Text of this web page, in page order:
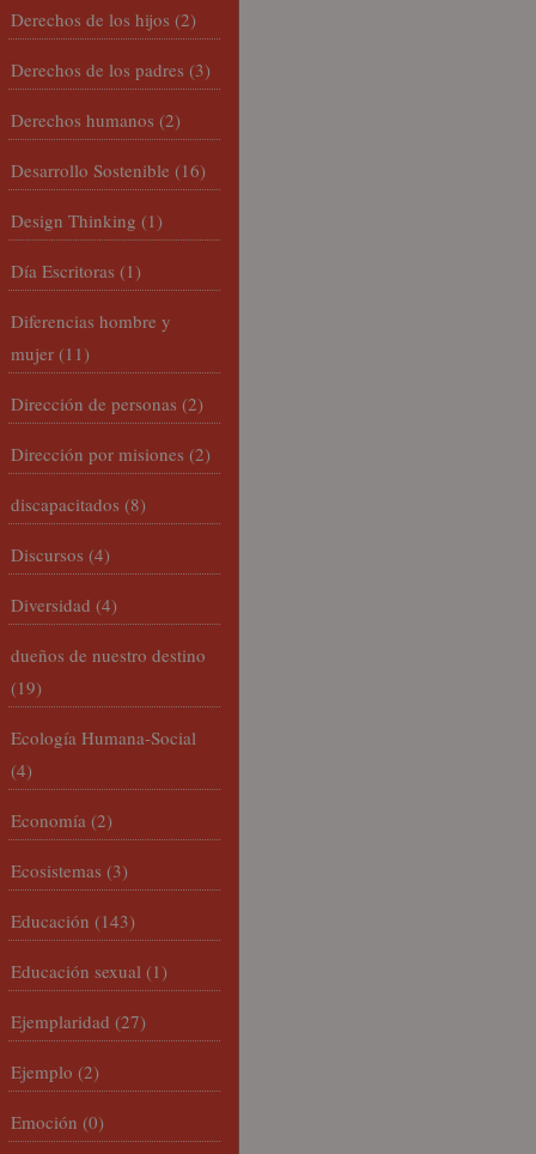
Derechos de los hijos (2)
Derechos de los padres (3)
Derechos humanos (2)
Desarrollo Sostenible (16)
Design Thinking (1)
Día Escritoras (1)
Diferencias hombre y
mujer (11)
Dirección de personas (2)
Dirección por misiones (2)
discapacitados (8)
Discursos (4)
Diversidad (4)
dueños de nuestro destino
(19)
Ecología Humana-Social
(4)
Economía (2)
Ecosistemas (3)
Educación (143)
Educación sexual (1)
Ejemplaridad (27)
Ejemplo (2)
Emoción (0)